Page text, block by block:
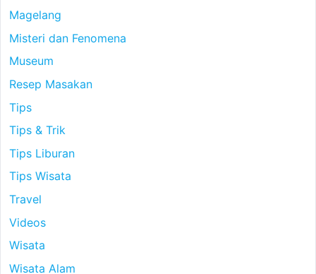
Magelang
Misteri dan Fenomena
Museum
Resep Masakan
Tips
Tips & Trik
Tips Liburan
Tips Wisata
Travel
Videos
Wisata
Wisata Alam